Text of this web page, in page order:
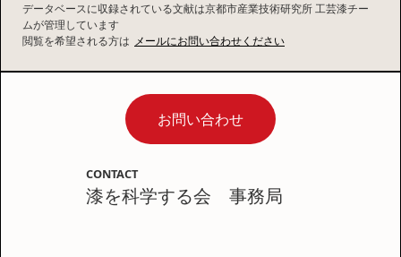
データベースに収録されている文献は京都市産業技術研究所 工芸漆チー
ムが管理しています
閲覧を希望される方は メールにお問い合わせください
お問い合わせ
CONTACT
漆を科学する会 事務局